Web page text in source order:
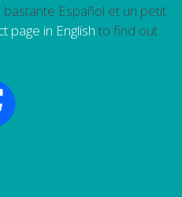
Español et un petit
page in English to find out